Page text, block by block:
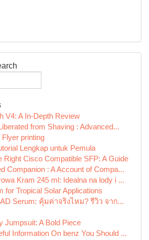
V4: A In-Depth Review
from Shaving : Advanced...
printing
Lengkap untuk Pemula
Right Cisco Compatible SFP: A Guide
Companion : A Account of Compa...
Kram 245 ml: Idealna na lody i ...
for Tropical Solar Applications
Serum: คุ้มค่าจริงไหม? รีวิว จาก...
Jumpsuit: A Bold Piece
Information On benz You Should ...